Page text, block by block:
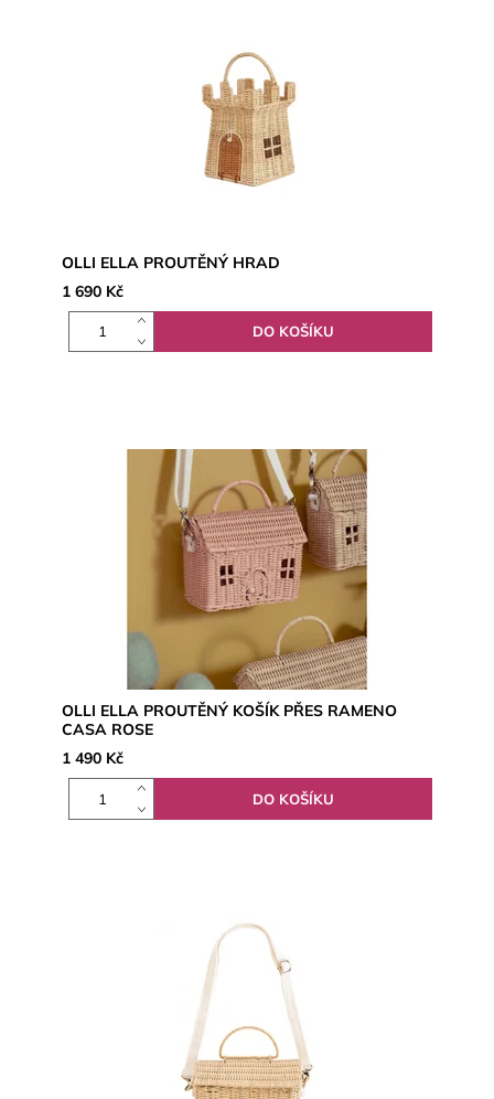
OLLI ELLA PROUTĚNÝ HRAD
1 690 Kč
OLLI ELLA PROUTĚNÝ KOŠÍK PŘES RAMENO
CASA ROSE
1 490 Kč